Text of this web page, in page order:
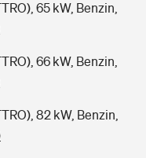
65 kW, Benzin,
66 kW, Benzin,
82 kW, Benzin,